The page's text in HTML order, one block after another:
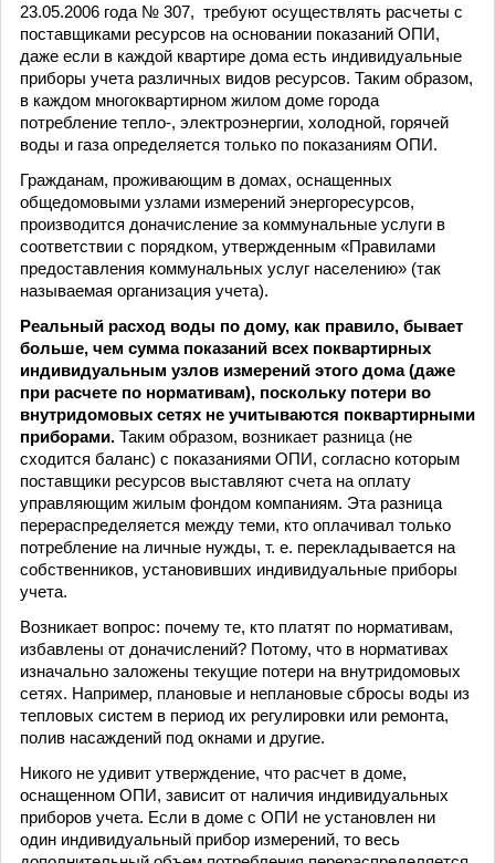
23.05.2006 года № 307, требуют осуществлять расчеты с
поставщиками ресурсов на основании показаний ОПИ,
даже если в каждой квартире дома есть индивидуальные
приборы учета различных видов ресурсов. Таким образом,
в каждом многоквартирном жилом доме города
потребление тепло-, электроэнергии, холодной, горячей
воды и газа определяется только по показаниям ОПИ.
Гражданам, проживающим в домах, оснащенных
общедомовыми узлами измерений энергоресурсов,
производится доначисление за коммунальные услуги в
соответствии с порядком, утвержденным «Правилами
предоставления коммунальных услуг населению» (так
называемая организация учета).
Реальный расход воды по дому, как правило, бывает
больше, чем сумма показаний всех поквартирных
индивидуальным узлов измерений этого дома (даже
при расчете по нормативам), поскольку потери во
внутридомовых сетях не учитываются поквартирными
приборами. Таким образом, возникает разница (не
сходится баланс) с показаниями ОПИ, согласно которым
поставщики ресурсов выставляют счета на оплату
управляющим жилым фондом компаниям. Эта разница
перераспределяется между теми, кто оплачивал только
потребление на личные нужды, т. е. перекладывается на
собственников, установивших индивидуальные приборы
учета.
Возникает вопрос: почему те, кто платят по нормативам,
избавлены от доначислений? Потому, что в нормативах
изначально заложены текущие потери на внутридомовых
сетях. Например, плановые и неплановые сбросы воды из
тепловых систем в период их регулировки или ремонта,
полив насаждений под окнами и другие.
Никого не удивит утверждение, что расчет в доме,
оснащенном ОПИ, зависит от наличия индивидуальных
приборов учета. Если в доме с ОПИ не установлен ни
один индивидуальный прибор измерений, то весь